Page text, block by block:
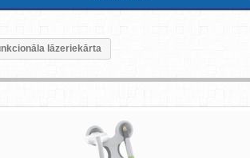
lāzeriekārta